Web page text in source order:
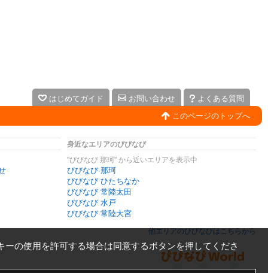
はじめてガイド お問い合わせ
よくある質問
このページのトップへ
身近なエリアのびびなび
"びびなび 那珂" から近いエリアを表示中
びびなび 那珂
びびなび ひたちなか
びびなび 常陸太田
びびなび 水戸
びびなび 常陸大宮
他エリアのびびなびはこちらから
ーの使用を許可する場合は同意するボタンを押してくださ